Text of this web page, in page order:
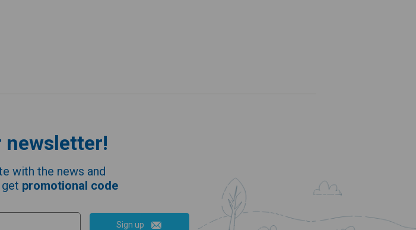
newsletter!
with the news and
promotional code
Sign up